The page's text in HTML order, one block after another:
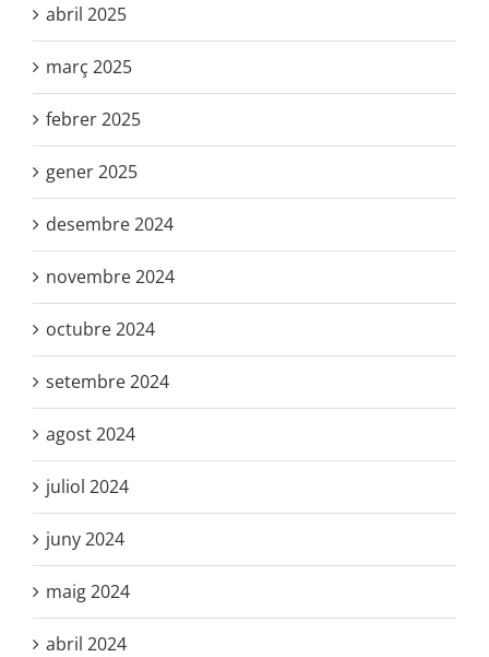
abril 2025
març 2025
febrer 2025
gener 2025
desembre 2024
novembre 2024
octubre 2024
setembre 2024
agost 2024
juliol 2024
juny 2024
maig 2024
abril 2024